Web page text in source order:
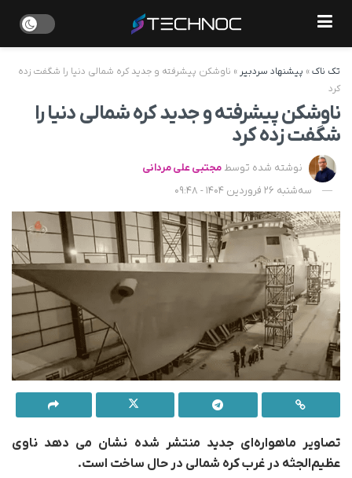
تک ناک» پیشنهاد سردبیر » ناوشکن پیشرفته و جدید کره شمالی دنیا را شگفت زده
کرد
ناوشکن پیشرفته و جدید کره شمالی دنیا را
شگفت زده کرد
نوشته شده توسط مجتبی علی مردانی
سه‌شنبه 26 فروردین 1404 - 09:48
تصاویر ماهواره‌ای جدید منتشر شده نشان می دهد ناوی
عظیم‌الجثه در غرب کره شمالی در حال ساخت است.